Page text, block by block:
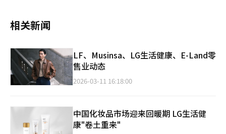
相关新闻
LF、Musinsa、LG生活健康、E-Land零
售业动态
2026-03-11 16:18:00
中国化妆品市场迎来回暖期 LG生活健
康"卷土重来"